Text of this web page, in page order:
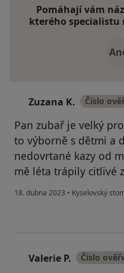
Pomáhají vám
kterého specialistu
Zuzana K. Číslo
Pan zubař je velký
to výborně s dětmi a
nedovrtané kazy od
mě léta trápily citlivé
18. dubna 2023 • Kyselovský
Valerie P. Číslo